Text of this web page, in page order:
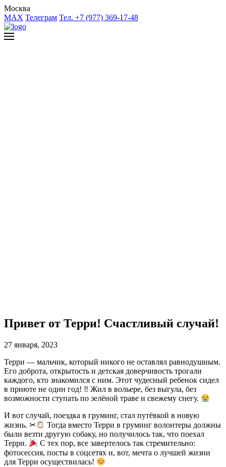
Москва
MAX Телеграм Тел. +7 (977) 369-17-48
Привет от Терри! Счастливый случай!
27 января, 2023
Терри — мальчик, который никого не оставлял равнодушным.
Его доброта, открытость и детская доверчивость трогали
каждого, кто знакомился с ним. Этот чудесный ребенок сидел
в приюте не один год! ‼ Жил в вольере, без выгула, без
возможности ступать по зелёной траве и свежему снегу.
И вот случай, поездка в груминг, стал путёвкой в новую
жизнь. ✂
Тогда вместо Терри в груминг волонтеры должны
были везти другую собаку, но получилось так, что поехал
Терри.
С тех пор, все завертелось так стремительно:
фотосессия, посты в соцсетях и, вот, мечта о лучшей жизни
для Терри осуществилась!